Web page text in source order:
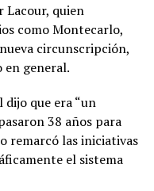
Lacour, quien
como Montecarlo,
circunscripción,
general.
que era “un
38 años para
remarcó las iniciativas
el sistema